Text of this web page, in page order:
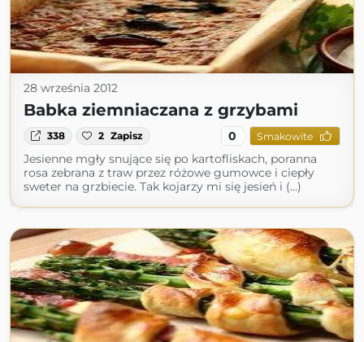
28 września 2012
Babka ziemniaczana z grzybami
338 2 Zapisz 0 Smakowite
Jesienne mgły snujące się po kartofliskach, poranna
rosa zebrana z traw przez różowe gumowce i ciepły
sweter na grzbiecie. Tak kojarzy mi się jesień i (...)